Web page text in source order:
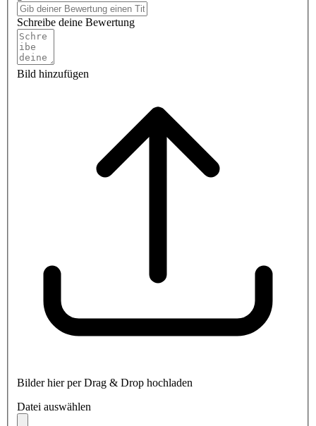
Schreibe deine Bewertung
Bild hinzufügen
Bilder hier per Drag & Drop hochladen
Datei auswählen